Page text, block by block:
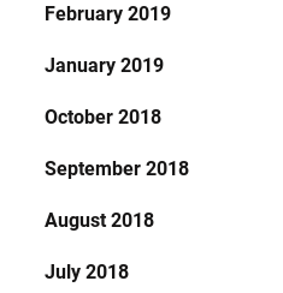
February 2019
January 2019
October 2018
September 2018
August 2018
July 2018